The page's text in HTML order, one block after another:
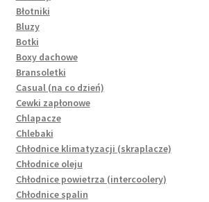
Błotniki
Bluzy
Botki
Boxy dachowe
Bransoletki
Casual (na co dzień)
Cewki zapłonowe
Chlapacze
Chlebaki
Chłodnice klimatyzacji (skraplacze)
Chłodnice oleju
Chłodnice powietrza (intercoolery)
Chłodnice spalin